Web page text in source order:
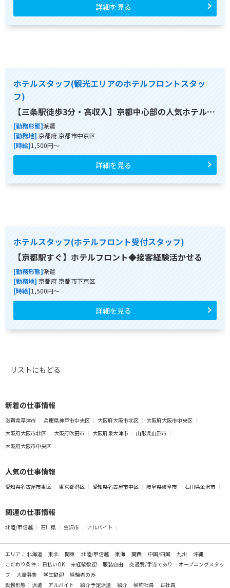
詳細を見る
ホテルスタッフ(観光エリアのホテルフロントスタッ
フ)
【三条駅徒歩3分・高収入】京都中心部の人気ホテル…
[勤務形態]派遣
[勤務地] 京都府 京都市中京区
[時給]1,500円～
詳細を見る
ホテルスタッフ(ホテルフロント受付スタッフ)
【京都駅すぐ】ホテルフロント◆接客経験活かせる
[勤務形態]派遣
[勤務地] 京都府 京都市下京区
[時給]1,500円～
詳細を見る
リストにもどる
新着の仕事情報
滋賀県草津市 兵庫県神戸市中央区 大阪府大阪市北区
大阪府大阪市中央区
大阪府大阪市北区
大阪府吹田市 大阪府泉大津市
山形県山形市
大阪府大阪市中央区
人気の仕事情報
愛知県名古屋市東区 東京都港区 愛知県名古屋市中区 岐阜県岐阜市 石川県金沢市
関連の仕事情報
北陸/甲信越 石川県 金沢市 アルバイト
エリア： 北海道 東北 関東 北陸/甲信越 東海 関西 中国/四国 九州
沖縄
こだわり条件： 日払いOK 未経験歓迎 服装自由 交通費/手当てあり
オープニングスタッ
フ
大量募集 学生歓迎
経験者のみ
勤務形態： 派遣 アルバイト 紹介予定派遣 紹介 契約社員 正社員